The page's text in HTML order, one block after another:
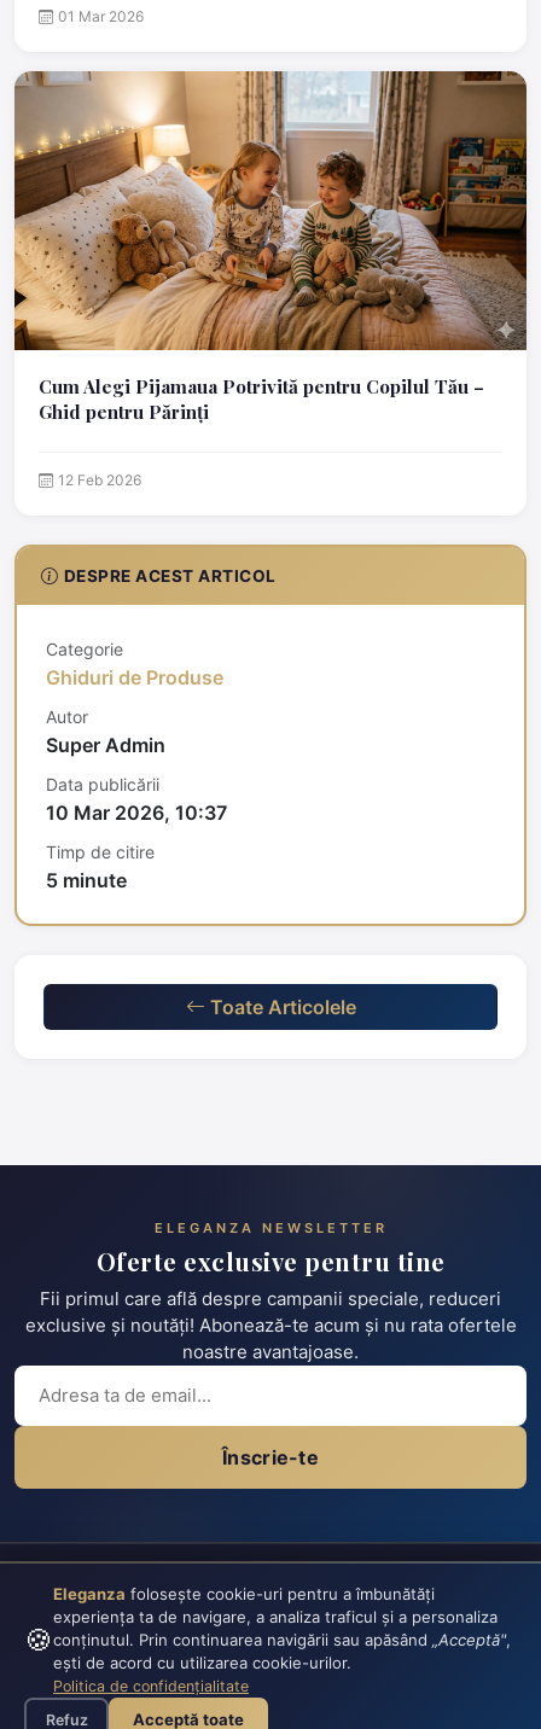
01 Mar 2026
Cum Alegi Pijamaua Potrivită pentru Copilul Tău –
Ghid pentru Părinți
12 Feb 2026
DESPRE ACEST ARTICOL
Categorie
Ghiduri de Produse
Autor
Super Admin
Data publicării
10 Mar 2026, 10:37
Timp de citire
5 minute
Toate Articolele
ELEGANZA NEWSLETTER
Oferte exclusive pentru tine
Fii primul care află despre campanii speciale, reduceri
exclusive și noutăți! Abonează-te acum și nu rata ofertele
noastre avantajoase.
Înscrie-te
Eleganza oferă îmbrăcăminte pentru damă, bărbați și copii.
🍪
Eleganza folosește cookie-uri pentru a îmbunătăți
experiența ta de navigare, a analiza traficul și a personaliza
conținutul. Prin continuarea navigării sau apăsând „Acceptă",
ești de acord cu utilizarea cookie-urilor.
Politica de confidențialitate
Refuz
Acceptă toate